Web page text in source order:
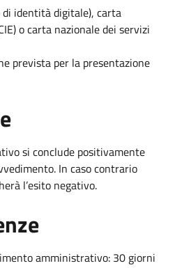
di identità digitale), carta
o carta nazionale dei servizi
prevista per la presentazione
si conclude positivamente
In caso contrario
l’esito negativo.
amministrativo: 30 giorni